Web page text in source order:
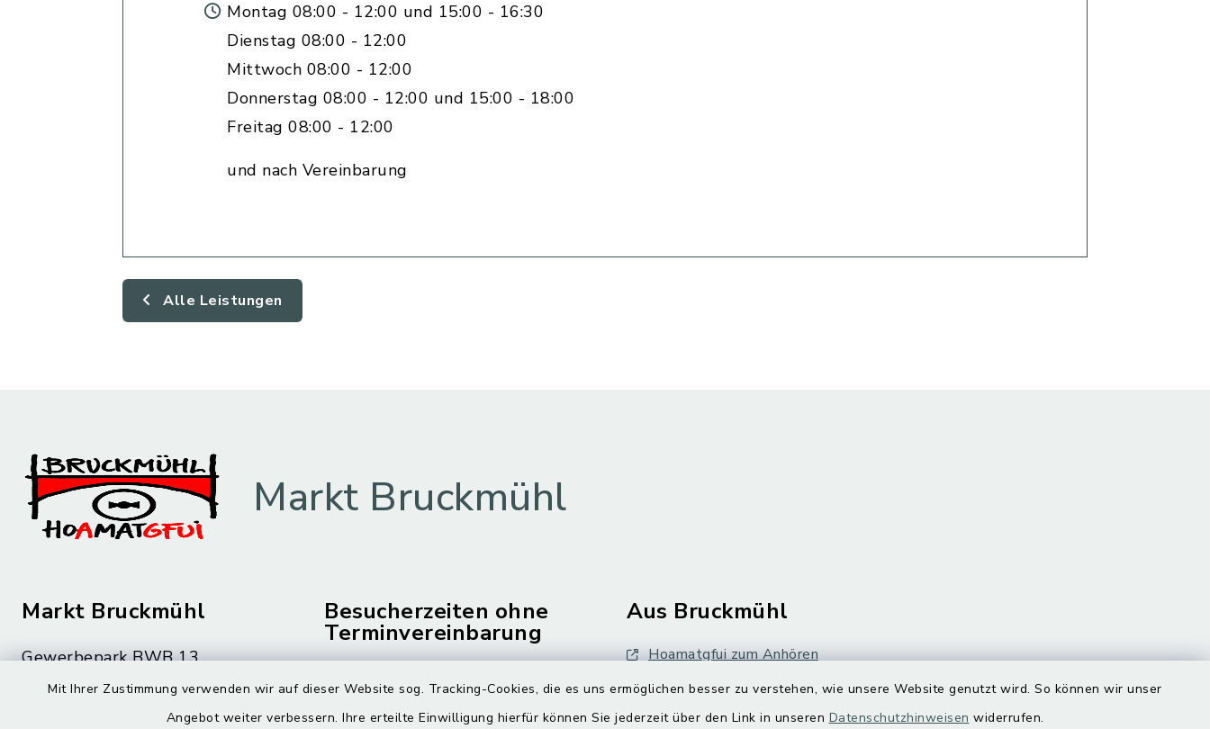
Mit Ihrer Zustimmung verwenden wir auf dieser Website sog. Tracking-Cookies, die es uns ermöglichen besser zu verstehen, wie unsere Website genutzt wird. So können wir unser
Angebot weiter verbessern. Ihre erteilte Einwilligung hierfür können Sie jederzeit über den Link in unseren Datenschutzhinweisen widerrufen.
Montag 08:00 - 12:00 und 15:00 - 16:30
Dienstag 08:00 - 12:00
Mittwoch 08:00 - 12:00
Donnerstag 08:00 - 12:00 und 15:00 - 18:00
Freitag 08:00 - 12:00
und nach Vereinbarung
Alle Leistungen
Markt Bruckmühl
Markt Bruckmühl
Gewerbepark BWB 13
83052 Bruckmühl
Besucherzeiten ohne
Terminvereinbarung
Aus Bruckmühl
Hoamatgfui zum Anhören
Digitaler Ortsplan